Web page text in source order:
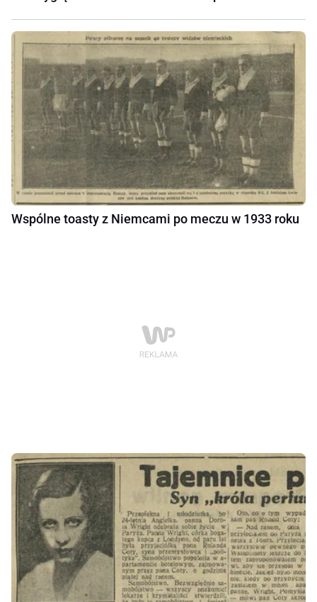
Wspólne toasty z Niemcami po meczu w 1933 roku